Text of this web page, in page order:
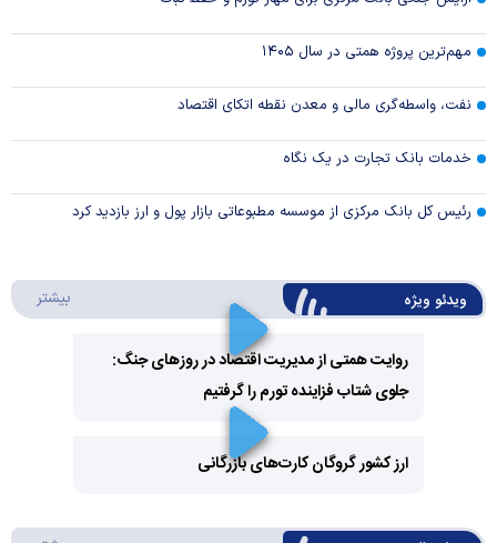
مهم‌ترین پروژه همتی در سال ۱۴۰۵
نفت، واسطه‌گری مالی و معدن نقطه اتکای اقتصاد
خدمات بانک تجارت در یک نگاه
رئیس کل بانک مرکزی از موسسه مطبوعاتی بازار پول و ارز بازدید کرد
ویدئو ویژه بیشتر
Play
Video
روایت همتی از مدیریت اقتصاد در روزهای جنگ:
جلوی شتاب فزاینده تورم را گرفتیم
ارز کشور گروگان کارت‌های بازرگانی